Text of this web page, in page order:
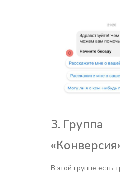
3. Группа
В этой группе есть